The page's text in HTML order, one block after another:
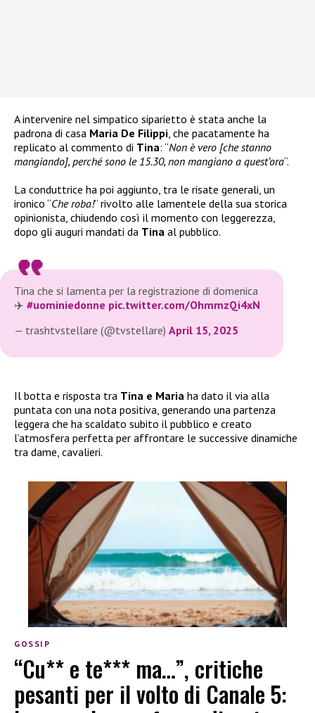
A intervenire nel simpatico siparietto è stata anche la
padrona di casa Maria De Filippi, che pacatamente ha
replicato al commento di Tina: “Non è vero [che stanno
mangiando], perché sono le 15.30, non mangiano a quest’ora“.
La conduttrice ha poi aggiunto, tra le risate generali, un
ironico “Che roba!” rivolto alle lamentele della sua storica
opinionista, chiudendo così il momento con leggerezza,
dopo gli auguri mandati da Tina al pubblico.
Tina che si lamenta per la registrazione di domenica
✈️ #uominiedonne pic.twitter.com/OhmmzQi4xN
— trashtvstellare (@tvstellare) April 15, 2025
Il botta e risposta tra Tina e Maria ha dato il via alla
puntata con una nota positiva, generando una partenza
leggera che ha scaldato subito il pubblico e creato
l’atmosfera perfetta per affrontare le successive dinamiche
tra dame, cavalieri.
GOSSIP
“Cu** e te*** ma…”, critiche
pesanti per il volto di Canale 5: